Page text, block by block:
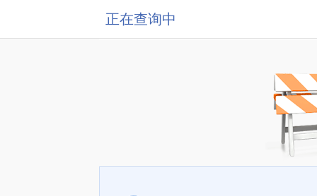
正在查询中